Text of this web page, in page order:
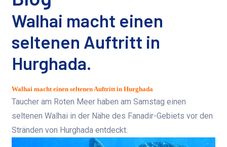
Walhai macht einen
seltenen Auftritt in
Hurghada.
Walhai macht einen seltenen Auftritt in Hurghada
Taucher am Roten Meer haben am Samstag einen
seltenen Walhai in der Nähe des Fanadir-Gebiets vor den
Stränden von Hurghada entdeckt.